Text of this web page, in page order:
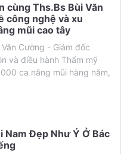
cùng Ths.Bs Bùi Văn
công nghệ và xu
mũi cao tây
Văn Cường - Giám đốc
và điều hành Thẩm mỹ
ca nâng mũi hàng năm,
Nam Đẹp Như Ý Ở Bác